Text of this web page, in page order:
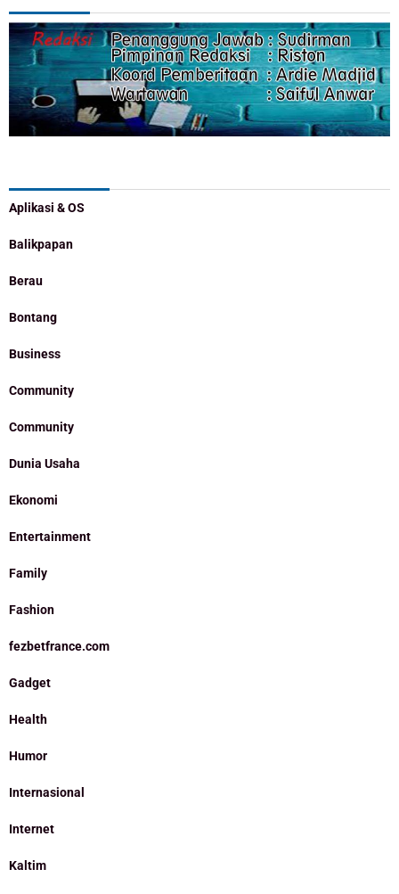
Aplikasi & OS
Balikpapan
Berau
Bontang
Business
Community
Community
Dunia Usaha
Ekonomi
Entertainment
Family
Fashion
fezbetfrance.com
Gadget
Health
Humor
Internasional
Internet
Kaltim